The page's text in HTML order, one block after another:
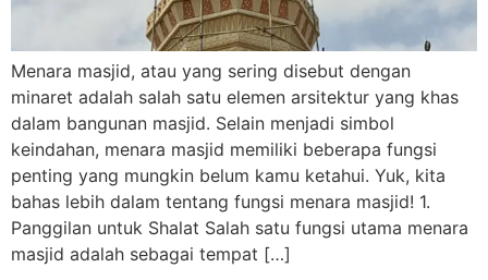
Menara masjid, atau yang sering disebut dengan
minaret adalah salah satu elemen arsitektur yang khas
dalam bangunan masjid. Selain menjadi simbol
keindahan, menara masjid memiliki beberapa fungsi
penting yang mungkin belum kamu ketahui. Yuk, kita
bahas lebih dalam tentang fungsi menara masjid! 1.
Panggilan untuk Shalat Salah satu fungsi utama menara
masjid adalah sebagai tempat […]